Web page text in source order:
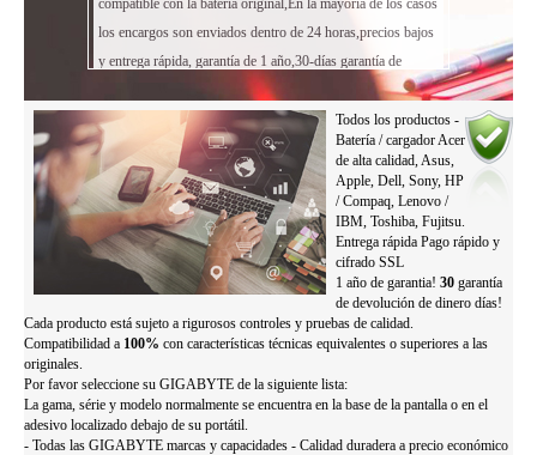
compatible con la bateria original,En la mayoría de los casos
los encargos son enviados dentro de 24 horas,precios bajos
y entrega rápida, garantía de 1 año,30-días garantía de
Todos los productos -
Batería / cargador Acer
de alta calidad, Asus,
Apple, Dell, Sony, HP
/ Compaq, Lenovo /
IBM, Toshiba, Fujitsu.
Entrega rápida Pago rápido y
cifrado SSL
1 año de garantia! 30 garantía
de devolución de dinero días!
Cada producto está sujeto a rigurosos controles y pruebas de calidad.
Compatibilidad a 100% con características técnicas equivalentes o superiores a las
originales.
Por favor seleccione su GIGABYTE de la siguiente lista:
La gama, série y modelo normalmente se encuentra en la base de la pantalla o en el
adesivo localizado debajo de su portátil.
- Todas las GIGABYTE marcas y capacidades - Calidad duradera a precio económico